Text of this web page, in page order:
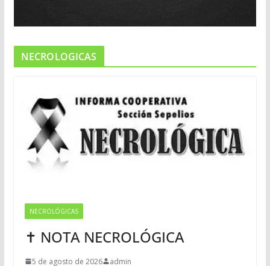
NECROLOGICAS
NECROLÓGICAS
✝ NOTA NECROLÓGICA
5 de agosto de 2026 admin